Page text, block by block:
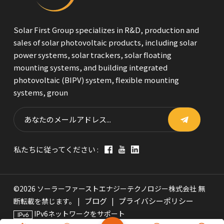
Solar First Group specializes in R&D, production and
sales of solar photovoltaic products, including solar
power systems, solar trackers, solar floating
mounting systems, and building integrated
photovoltaic (BIPV) system, flexible mounting
systems, groun
私たちに従ってください :
©2026 ソーラーファーストエナジーテクノロジー株式会社 無
断転載を禁じます。 |
ブログ プライバシーポリシー
IPv6ネットワークをサポート